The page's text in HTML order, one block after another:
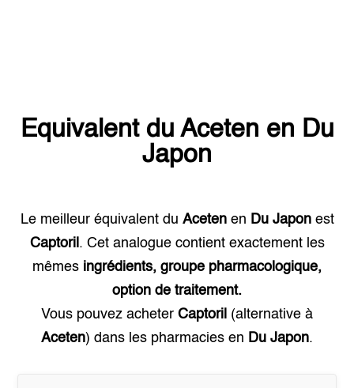
Equivalent du Aceten en Du
Japon
Le meilleur équivalent du Acetenen Du Japonest
Captoril . Cet analogue contient exactement les
mêmes ingrédients, groupe pharmacologique,
option de traitement.
Vous pouvez acheter Captoril (alternative à
Aceten) dans les pharmacies en Du Japon.